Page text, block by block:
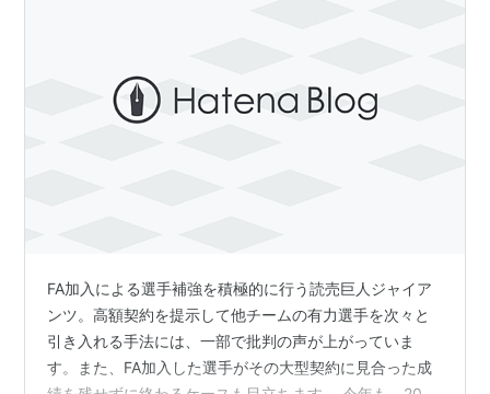
主に左翼手として出場。
1996年、克己から克に改名し、1999年には克実と2度
スワローズ時代の1992年、1993年、ジャイアンツ時代
の1996年、そしてタイガース時代の2003年と、所属し
た3球団全てでリーグ優勝を経験。
FA加入による選手補強を積極的に行う読売巨人ジャイア
ンツ。高額契約を提示して他チームの有力選手を次々と
引き入れる手法には、一部で批判の声が上がっていま
す。また、FA加入した選手がその大型契約に見合った成